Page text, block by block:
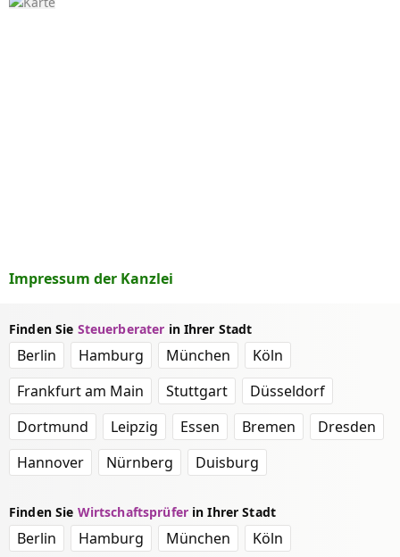
Impressum der Kanzlei
Finden Sie Steuerberater in Ihrer Stadt
Berlin Hamburg München
Köln
Frankfurt am Main
Stuttgart
Düsseldorf
Dortmund
Leipzig Essen Bremen
Dresden
Hannover
Nürnberg Duisburg
Finden Sie Wirtschaftsprüferin Ihrer Stadt
Berlin Hamburg München
Köln